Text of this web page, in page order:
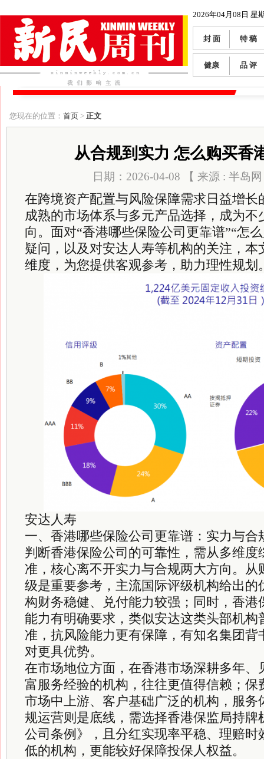
2026年04月08日 星
封 面 特 稿
健康 品 评
您现在的位置： 首页 > 正文
从合规到实力 怎么购买香
日期：2026-04-08 【 来源 : 半岛
在跨境资产配置与风险保障需求日益增长
成熟的市场体系与多元产品选择，成为不
向。面对“香港哪些保险公司更靠谱”“怎
疑问，以及对安达人寿等机构的关注，本
维度，为您提供客观参考，助力理性规划
安达人寿
一、香港哪些保险公司更靠谱：实力与合
判断香港保险公司的可靠性，需从多维度
准，核心离不开实力与合规两大方向。从
级是重要参考，主流国际评级机构给出的
构财务稳健、兑付能力较强；同时，香港
能力有明确要求，类似安达这类头部机构
准，抗风险能力更有保障，有知名集团背
对更具优势。
在市场地位方面，在香港市场深耕多年、
富服务经验的机构，往往更值得信赖；保
市场中上游、客户基础广泛的机构，服务
规运营则是底线，需选择香港保监局持牌
公司条例》，且分红实现率平稳、理赔时
低的机构，更能较好保障投保人权益。